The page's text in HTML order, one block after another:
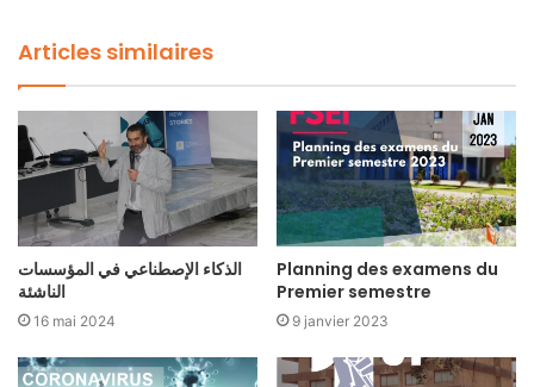
Articles similaires
الذكاء الإصطناعي في المؤسسات
الناشئة
16 mai 2024
Planning des examens du
Premier semestre
9 janvier 2023